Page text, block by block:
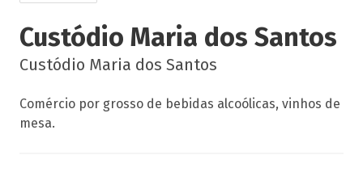
Custódio Maria dos Santos
Custódio Maria dos Santos
Comércio por grosso de bebidas alcoólicas, vinhos de
mesa.